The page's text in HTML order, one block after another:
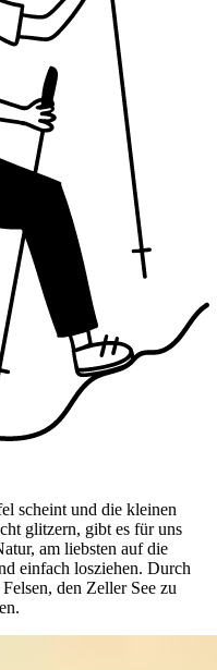
scheint und die kleinen
glitzern, gibt es für uns
am liebsten auf die
einfach losziehen. Durch
den Zeller See zu